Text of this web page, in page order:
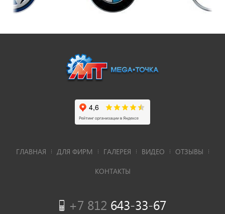
ГЛАВНАЯ ДЛЯ ФИРМ ГАЛЕРЕЯ ВИДЕО ОТЗЫВЫ
КОНТАКТЫ
+7 812 643-33-67